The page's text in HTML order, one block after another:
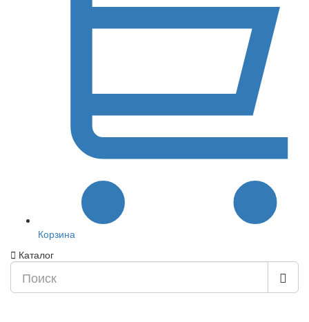
Корзина
Каталог